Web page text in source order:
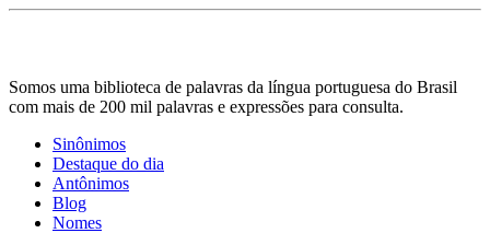
Somos uma biblioteca de palavras da língua portuguesa do Brasil
com mais de 200 mil palavras e expressões para consulta.
Sinônimos
Destaque do dia
Antônimos
Blog
Nomes